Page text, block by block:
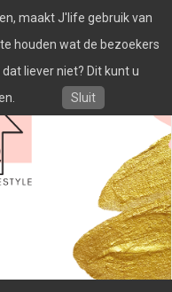
maakt J'life gebruik van
houden wat de bezoekers
liever niet? Dit kunt u
Sluit